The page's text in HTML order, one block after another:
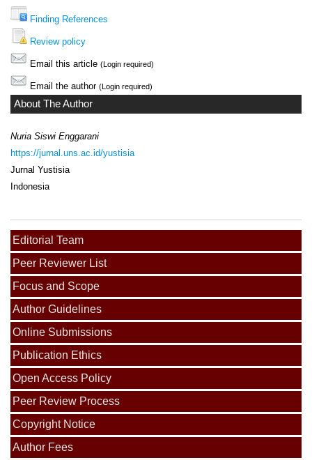
Finding References
Review policy
Email this article (Login required)
Email the author (Login required)
About The Author
Nuria Siswi Enggarani
https://jurnal.uns.ac.id/yustisia
Jurnal Yustisia
Indonesia
Editorial Team
Peer Reviewer List
Focus and Scope
Author Guidelines
Online Submissions
Publication Ethics
Open Access Policy
Peer Review Process
Copyright Notice
Author Fees